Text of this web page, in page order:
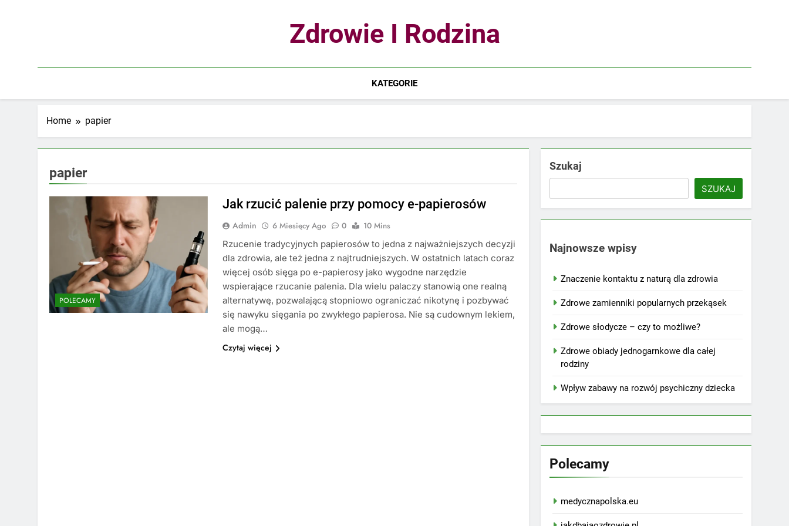
Zdrowie I Rodzina
KATEGORIE
Home papier
papier
POLECAMY
Jak rzucić palenie przy pomocy e-papierosów
Admin 6 Miesięcy Ago 0
10 Mins
Rzucenie tradycyjnych papierosów to jedna z najważniejszych decyzji
dla zdrowia, ale też jedna z najtrudniejszych. W ostatnich latach coraz
więcej osób sięga po e-papierosy jako wygodne narzędzie
wspierające rzucanie palenia. Dla wielu palaczy stanowią one realną
alternatywę, pozwalającą stopniowo ograniczać nikotynę i pozbywać
się nawyku sięgania po zwykłego papierosa. Nie są cudownym lekiem,
ale mogą…
Czytaj więcej
Szukaj
SZUKAJ
Najnowsze wpisy
Znaczenie kontaktu z naturą dla zdrowia
Zdrowe zamienniki popularnych przekąsek
Zdrowe słodycze – czy to możliwe?
Zdrowe obiady jednogarnkowe dla całej
rodziny
Wpływ zabawy na rozwój psychiczny dziecka
Polecamy
medycznapolska.eu